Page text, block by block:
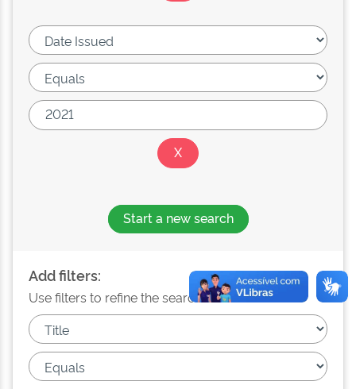
Start a new search
Add filters:
Use filters to refine the search results.